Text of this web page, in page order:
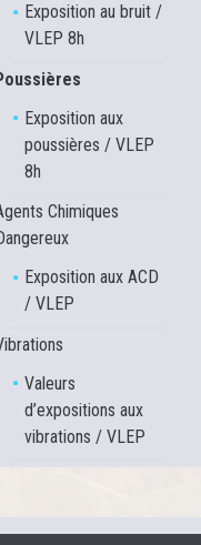
Exposition au bruit /
VLEP 8h
Exposition aux
poussières / VLEP
8h
Chimiques
Exposition aux ACD
/ VLEP
Valeurs
d’expositions aux
vibrations / VLEP